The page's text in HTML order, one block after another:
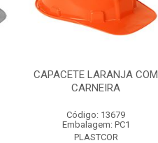
CAPACETE LARANJA COM
CARNEIRA
Código: 13679
Embalagem: PC1
PLASTCOR